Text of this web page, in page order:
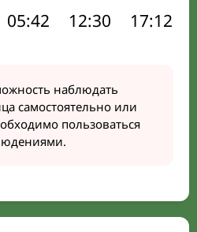
05:42 12:30 17:12
наблюдать
самостоятельно или
пользоваться